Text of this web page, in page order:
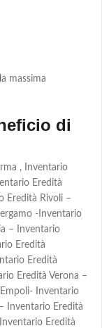
massima
di
, Inventario
Eredità
Eredità Rivoli –
-Inventario
– Inventario
Eredità
Eredità
Eredità Verona –
Inventario
Inventario Eredità
Eredità